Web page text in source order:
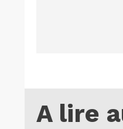
A lire